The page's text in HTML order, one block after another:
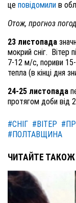
це повідомили в
Отож, прогноз
23 листопада
мокрий сніг. Вітер
7-12 м/с, пориви
тепла (в кінці дня
24-25 листопада
протягом доби від
#СНІГ #ВІТЕР
#ПОЛТАВЩИНА
ЧИТАЙТЕ ТАКОЖ